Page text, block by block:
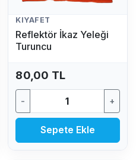
KIYAFET
Reflektör İkaz Yeleği
Turuncu
80,00 TL
- +
Sepete Ekle